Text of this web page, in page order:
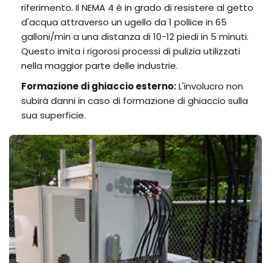
riferimento. Il NEMA 4 è in grado di resistere al getto
d'acqua attraverso un ugello da 1 pollice in 65
galloni/min a una distanza di 10-12 piedi in 5 minuti.
Questo imita i rigorosi processi di pulizia utilizzati
nella maggior parte delle industrie.
Formazione di ghiaccio esterno:L'involucro non
subirà danni in caso di formazione di ghiaccio sulla
sua superficie.